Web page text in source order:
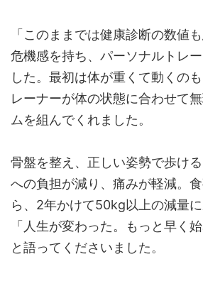
「このままでは健康診断の数値
危機感を持ち、パーソナルトレ
した。最初は体が重くて動くの
レーナーが体の状態に合わせて
ムを組んでくれました。
骨盤を整え、正しい姿勢で歩け
への負担が減り、痛みが軽減。
ら、2年かけて50kg以上の減量に
「人生が変わった。もっと早く
と語ってくださいました。